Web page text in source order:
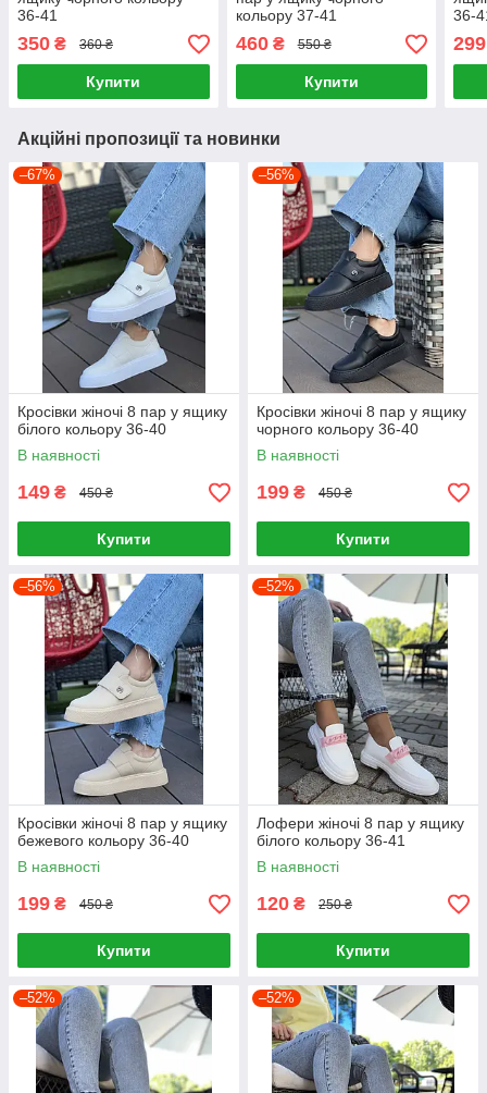
36-41
350 ₴ 360 ₴
Купити
кольору 37-41
460₴ 550 ₴
Купити
36-
299
Акційні пропозиції та новинки
–67%
Кросівки жіночі 8 пар у ящику
білого кольору 36-40
В наявності
149 ₴ 450 ₴
Купити
–56%
Кросівки жіночі 8 пар у ящику
чорного кольору 36-40
В наявності
199 ₴ 450 ₴
Купити
–56%
Кросівки жіночі 8 пар у ящику
бежевого кольору 36-40
В наявності
199 ₴ 450 ₴
Купити
–52%
Лофери жіночі 8 пар у ящику
білого кольору 36-41
В наявності
120 ₴ 250 ₴
Купити
–52% –52%